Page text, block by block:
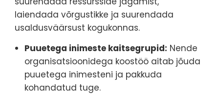
laiendada võrgustikke ja suurendada
usaldusväärsust kogukonnas.
Puuetega inimeste kaitsegrupid: Nende
organisatsioonidega koostöö aitab jõuda
puuetega inimesteni ja pakkuda
kohandatud tuge.